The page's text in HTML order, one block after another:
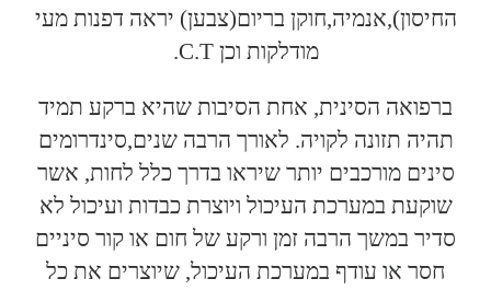
החיסון),אנמיה,חוקן בריום(צבען) יראה דפנות מעי
מודלקות וכן C.T.
ברפואה הסינית, אחת הסיבות שהיא ברקע תמיד
תהיה תזונה לקויה. לאורך הרבה שנים,סינדרומים
סינים מורכבים יותר שיראו בדרך כלל לחות, אשר
שוקעת במערכת העיכול ויוצרת כבדות ועיכול לא
סדיר במשך הרבה זמן ורקע של חום או קור סיניים
חסר או עודף במערכת העיכול, שיוצרים את כל